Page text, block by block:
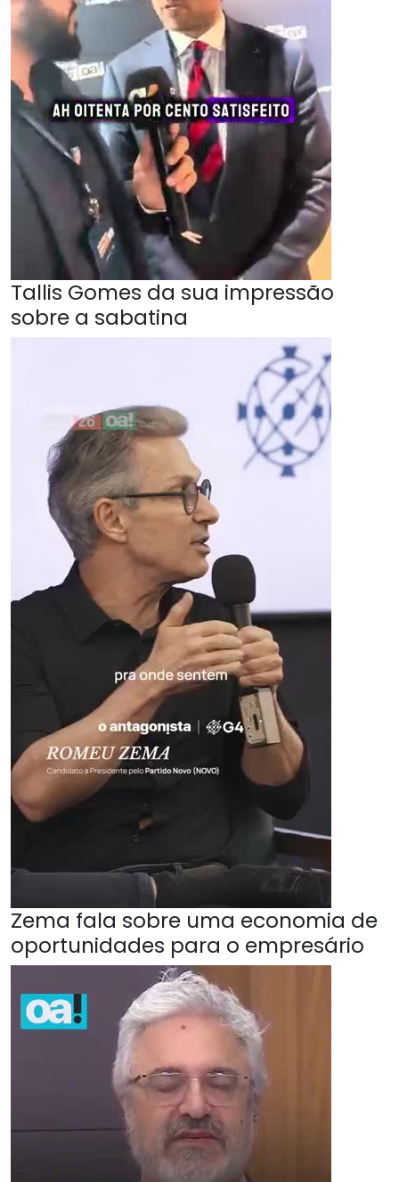
Tallis Gomes da sua impressão
sobre a sabatina
Zema fala sobre uma economia de
oportunidades para o empresário